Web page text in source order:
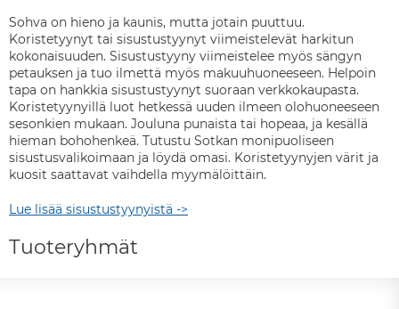
Sohva on hieno ja kaunis, mutta jotain puuttuu.
Koristetyynyt tai sisustustyynyt viimeistelevät harkitun
kokonaisuuden. Sisustustyyny viimeistelee myös sängyn
petauksen ja tuo ilmettä myös makuuhuoneeseen. Helpoin
tapa on hankkia sisustustyynyt suoraan verkkokaupasta.
Koristetyynyillä luot hetkessä uuden ilmeen olohuoneeseen
sesonkien mukaan. Jouluna punaista tai hopeaa, ja kesällä
hieman bohohenkeä. Tutustu Sotkan monipuoliseen
sisustusvalikoimaan ja löydä omasi. Koristetyynyjen värit ja
kuosit saattavat vaihdella myymälöittäin.
Lue lisää sisustustyynyistä ->
Tuoteryhmät